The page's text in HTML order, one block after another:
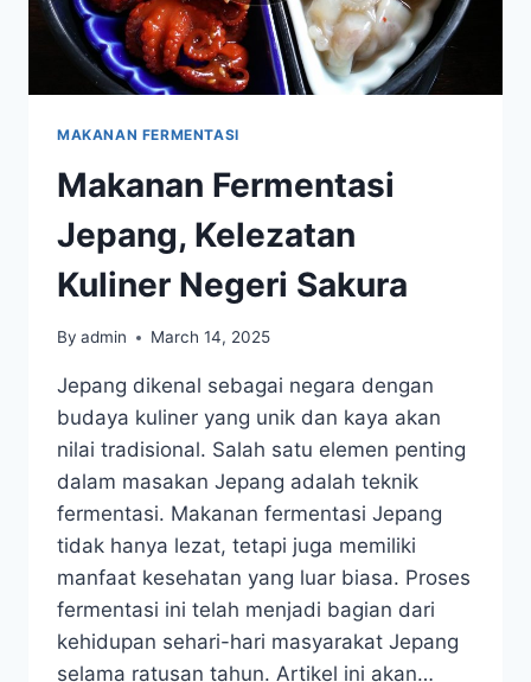
MAKANAN FERMENTASI
Makanan Fermentasi
Jepang, Kelezatan
Kuliner Negeri Sakura
By admin March 14, 2025
Jepang dikenal sebagai negara dengan
budaya kuliner yang unik dan kaya akan
nilai tradisional. Salah satu elemen penting
dalam masakan Jepang adalah teknik
fermentasi. Makanan fermentasi Jepang
tidak hanya lezat, tetapi juga memiliki
manfaat kesehatan yang luar biasa. Proses
fermentasi ini telah menjadi bagian dari
kehidupan sehari-hari masyarakat Jepang
selama ratusan tahun. Artikel ini akan…